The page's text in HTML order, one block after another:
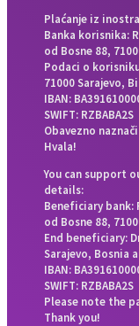
Plaćanje iz
Banka korisnika:
od Bosne 88,
Podaci o
71000 Sarajevo,
IBAN:
SWIFT: RZBABA2S
Obavezno
Hvala!
You can support
details:
Beneficiary bank:
od Bosne 88,
End beneficiary:
Sarajevo, Bosnia
IBAN:
SWIFT: RZBABA2S
Please note the
Thank you!